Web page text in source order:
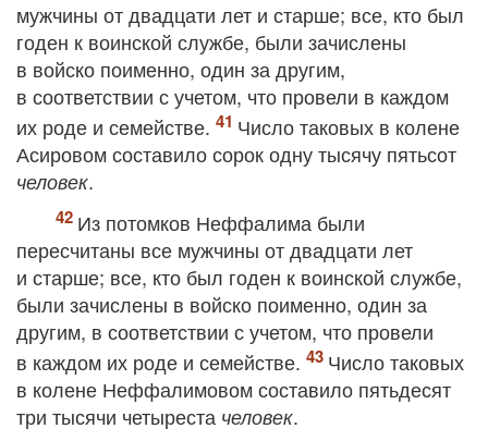
мужчины от двадцати лет и старше; все, кто был
годен к воинской службе, были зачислены
в войско поименно, один за другим,
в соответствии с учетом, что провели в каждом
их роде и семействе.
Число таковых в колене
Асировом составило сорок одну тысячу пятьсот
человек.
Из потомков Неффалима были
пересчитаны все мужчины от двадцати лет
и старше; все, кто был годен к воинской службе,
были зачислены в войско поименно, один за
другим, в соответствии с учетом, что провели
в каждом их роде и семействе.
Число таковых
в колене Неффалимовом составило пятьдесят
три тысячи четыреста человек.